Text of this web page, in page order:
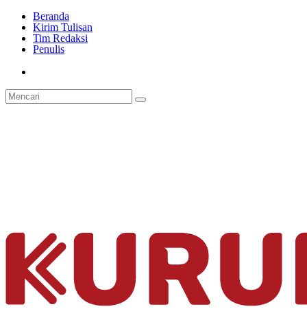
Beranda
Kirim Tulisan
Tim Redaksi
Penulis